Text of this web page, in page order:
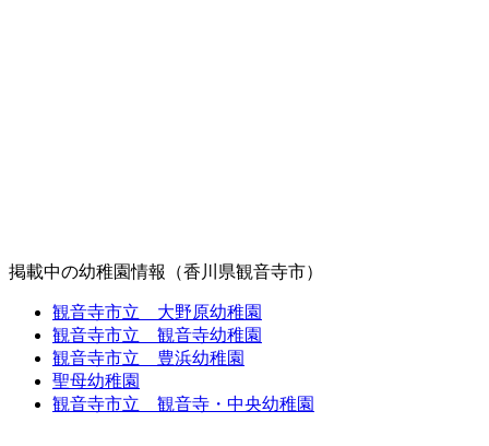
掲載中の幼稚園情報（香川県観音寺市）
観音寺市立 大野原幼稚園
観音寺市立 観音寺幼稚園
観音寺市立 豊浜幼稚園
聖母幼稚園
観音寺市立 観音寺・中央幼稚園